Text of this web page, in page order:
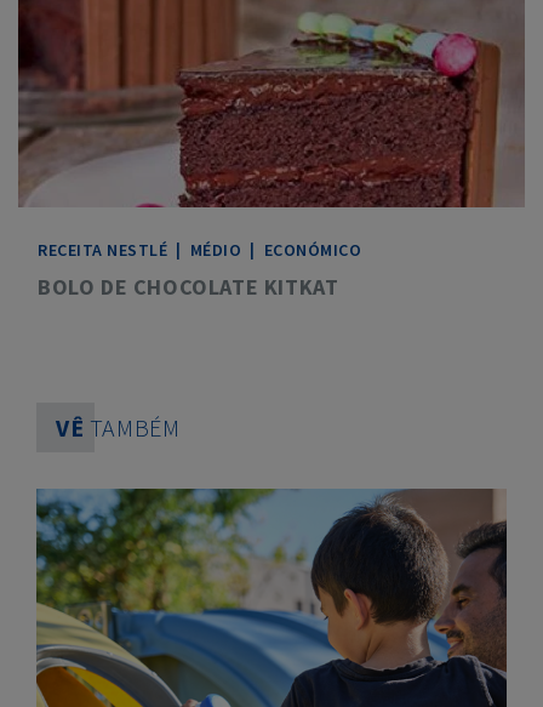
RECEITA NESTLÉ | MÉDIO | ECONÓMICO
BOLO DE CHOCOLATE KITKAT
VÊ TAMBÉM